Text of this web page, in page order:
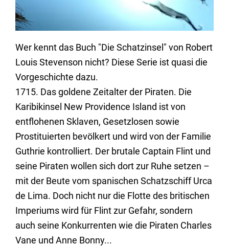
Wer kennt das Buch "Die Schatzinsel" von Robert
Louis Stevenson nicht? Diese Serie ist quasi die
Vorgeschichte dazu.
1715. Das goldene Zeitalter der Piraten. Die
Karibikinsel New Providence Island ist von
entflohenen Sklaven, Gesetzlosen sowie
Prostituierten bevölkert und wird von der Familie
Guthrie kontrolliert. Der brutale Captain Flint und
seine Piraten wollen sich dort zur Ruhe setzen –
mit der Beute vom spanischen Schatzschiff Urca
de Lima. Doch nicht nur die Flotte des britischen
Imperiums wird für Flint zur Gefahr, sondern
auch seine Konkurrenten wie die Piraten Charles
Vane und Anne Bonny...